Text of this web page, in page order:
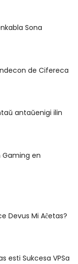
Sona
de Cifereca
antaŭenigi ilin
Gaming en
Devus Mi Aĉetas?
esti Sukcesa VPSa